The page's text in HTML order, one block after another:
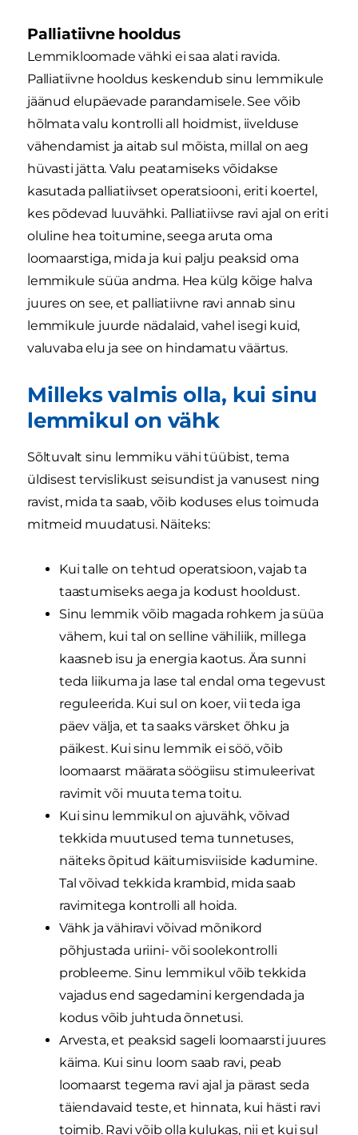
Palliatiivne hooldus
Lemmikloomade vähki ei saa alati ravida.
Palliatiivne hooldus keskendub sinu lemmikule
jäänud elupäevade parandamisele. See võib
hõlmata valu kontrolli all hoidmist, iivelduse
vähendamist ja aitab sul mõista, millal on aeg
hüvasti jätta. Valu peatamiseks võidakse
kasutada palliatiivset operatsiooni, eriti koertel,
kes põdevad luuvähki. Palliatiivse ravi ajal on eriti
oluline hea toitumine, seega aruta oma
loomaarstiga, mida ja kui palju peaksid oma
lemmikule süüa andma. Hea külg kõige halva
juures on see, et palliatiivne ravi annab sinu
lemmikule juurde nädalaid, vahel isegi kuid,
valuvaba elu ja see on hindamatu väärtus.
Milleks valmis olla, kui sinu
lemmikul on vähk
Sõltuvalt sinu lemmiku vähi tüübist, tema
üldisest tervislikust seisundist ja vanusest ning
ravist, mida ta saab, võib koduses elus toimuda
mitmeid muudatusi. Näiteks:
Kui talle on tehtud operatsioon, vajab ta
taastumiseks aega ja kodust hooldust.
Sinu lemmik võib magada rohkem ja süüa
vähem, kui tal on selline vähiliik, millega
kaasneb isu ja energia kaotus. Ära sunni
teda liikuma ja lase tal endal oma tegevust
reguleerida. Kui sul on koer, vii teda iga
päev välja, et ta saaks värsket õhku ja
päikest. Kui sinu lemmik ei söö, võib
loomaarst määrata söögiisu stimuleerivat
ravimit või muuta tema toitu.
Kui sinu lemmikul on ajuvähk, võivad
tekkida muutused tema tunnetuses,
näiteks õpitud käitumisviiside kadumine.
Tal võivad tekkida krambid, mida saab
ravimitega kontrolli all hoida.
Vähk ja vähiravi võivad mõnikord
põhjustada uriini- või soolekontrolli
probleeme. Sinu lemmikul võib tekkida
vajadus end sagedamini kergendada ja
kodus võib juhtuda õnnetusi.
Arvesta, et peaksid sageli loomaarsti juures
käima. Kui sinu loom saab ravi, peab
loomaarst tegema ravi ajal ja pärast seda
täiendavaid teste, et hinnata, kui hästi ravi
toimib. Ravi võib olla kulukas, nii et kui sul